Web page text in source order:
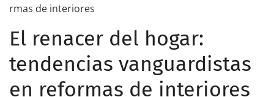
rmas de interiores
El renacer del hogar:
tendencias vanguardistas
en reformas de interiores